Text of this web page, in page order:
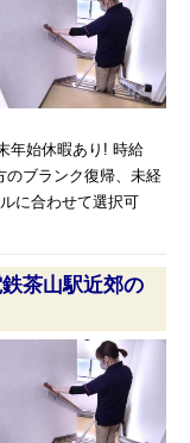
年始休暇あり! 時給
のブランク復帰、未経
に合わせて選択可
茶山駅近郊の